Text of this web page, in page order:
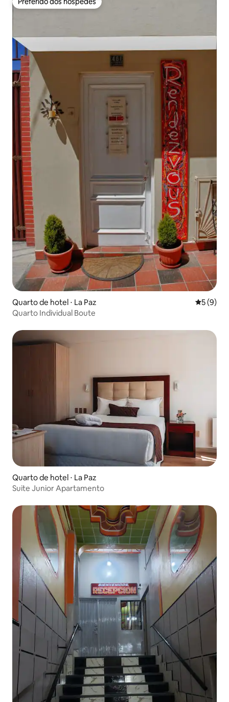
Preferido dos hóspedes
Quarto de hotel ⋅ La Paz 5 de
5 (9)
Quarto Individual Boute
Quarto de hotel ⋅ La Paz
Suite Junior Apartamento